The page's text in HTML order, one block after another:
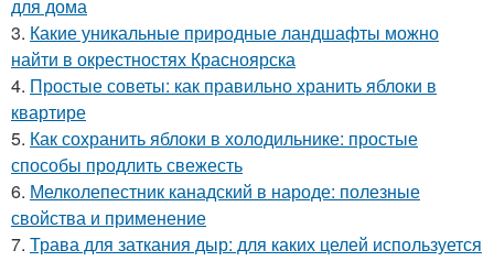
для дома
3. Какие уникальные природные ландшафты можно
найти в окрестностях Красноярска
4. Простые советы: как правильно хранить яблоки в
квартире
5. Как сохранить яблоки в холодильнике: простые
способы продлить свежесть
6. Мелколепестник канадский в народе: полезные
свойства и применение
7. Трава для заткания дыр: для каких целей используется